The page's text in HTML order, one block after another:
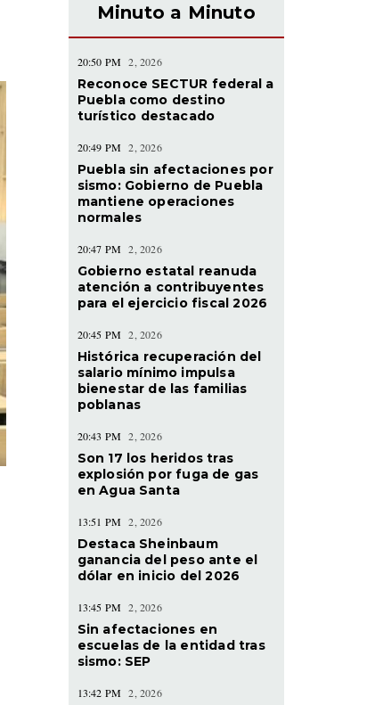
Minuto a Minuto
20:50 PM 2, 2026
Reconoce SECTUR federal a
Puebla como destino
turístico destacado
20:49 PM 2, 2026
Puebla sin afectaciones por
sismo: Gobierno de Puebla
mantiene operaciones
normales
20:47 PM 2, 2026
Gobierno estatal reanuda
atención a contribuyentes
para el ejercicio fiscal 2026
20:45 PM 2, 2026
Histórica recuperación del
salario mínimo impulsa
bienestar de las familias
poblanas
20:43 PM 2, 2026
Son 17 los heridos tras
explosión por fuga de gas
en Agua Santa
13:51 PM 2, 2026
Destaca Sheinbaum
ganancia del peso ante el
dólar en inicio del 2026
13:45 PM 2, 2026
Sin afectaciones en
escuelas de la entidad tras
sismo: SEP
13:42 PM 2, 2026